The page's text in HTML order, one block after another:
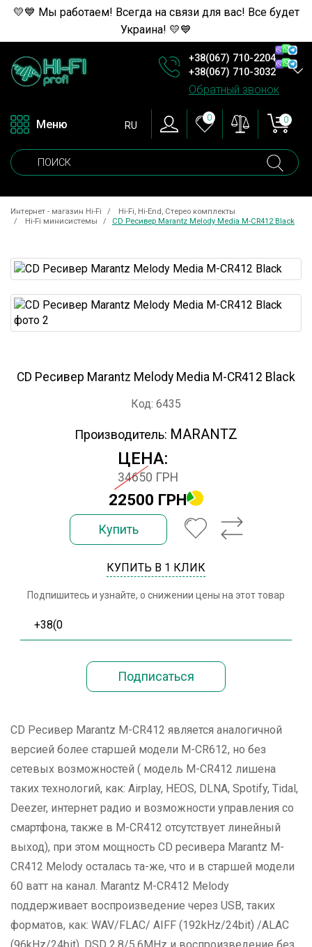
💛💙 Мы работаем! Всегда на связи для вас! Все будет
Украина! 💛💙
+38(067) 710-2204
+38(067) 710-3032
Обратный звонок
Меню RU
0 0
Интернет - магазин Hi-Fi
Hi-Fi, Hi-End, Стерео комплекты
Hi-Fi минисистемы
CD Ресивер Marantz Melody Media M-CR412 Black
CD Ресивер Marantz Melody Media M-CR412 Black
Код: 6435
Производитель: MARANTZ
ЦЕНА:
34650 ГРН
22500 ГРН
Купить
КУПИТЬ В 1 КЛИК
Подпишитесь и узнайте, о снижении цены на этот товар
CD Ресивер Marantz M-CR412 является аналогичной
версией более старшей модели M-CR612, но без
сетевых возможностей ( модель M-CR412 лишена
таких технологий, как: Airplay, HEOS, DLNA, Spotify, Tidal,
Deezer, интернет радио и возможности управления со
смартфона, также в M-CR412 отсутствует линейный
выход), при этом мощность CD ресивера Marantz M-
CR412 Melody осталась та-же, что и в старшей модели
60 ватт на канал. Marantz M-CR412 Melody
поддерживает воспроизведение через USB, таких
форматов, как: WAV/FLAC/ AIFF (192kHz/24bit) /ALAC